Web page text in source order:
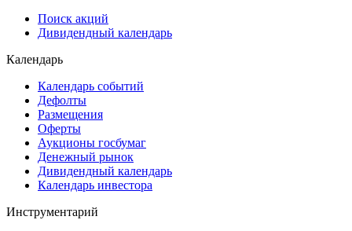
Поиск акций
Дивидендный календарь
Календарь
Календарь событий
Дефолты
Размещения
Оферты
Аукционы госбумаг
Денежный рынок
Дивидендный календарь
Календарь инвестора
Инструментарий